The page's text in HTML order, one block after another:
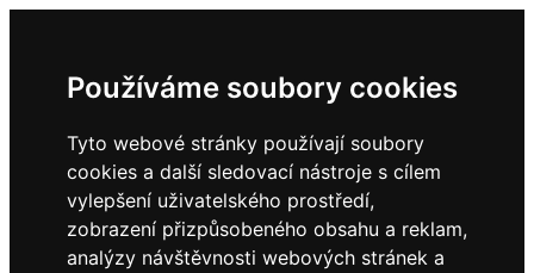
Používáme soubory cookies
Tyto webové stránky používají soubory
cookies a další sledovací nástroje s cílem
vylepšení uživatelského prostředí,
zobrazení přizpůsobeného obsahu a reklam,
analýzy návštěvnosti webových stránek a